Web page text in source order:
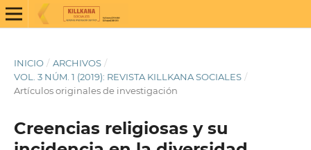
INICIO / ARCHIVOS /
VOL. 3 NÚM. 1 (2019): REVISTA KILLKANA SOCIALES /
Artículos originales de investigación
Creencias religiosas y su